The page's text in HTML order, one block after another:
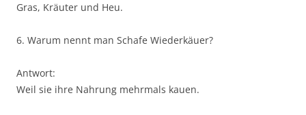
Gras, Kräuter und Heu.
6. Warum nennt man Schafe Wiederkäuer?
Antwort:
Weil sie ihre Nahrung mehrmals kauen.